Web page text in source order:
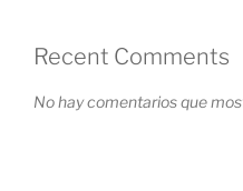
Recent Comments
No hay comentarios que